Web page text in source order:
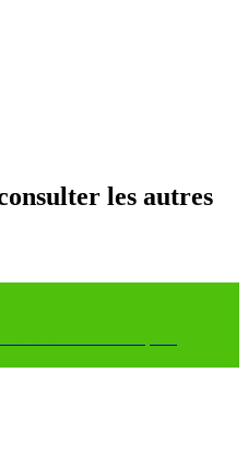
les autres